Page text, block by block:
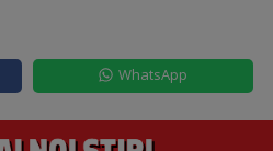
WhatsApp